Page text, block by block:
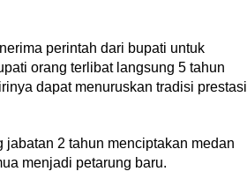
perintah dari bupati untuk
orang terlibat langsung 5 tahun
dapat menuruskan tradisi prestasi
2 tahun menciptakan medan
menjadi petarung baru.